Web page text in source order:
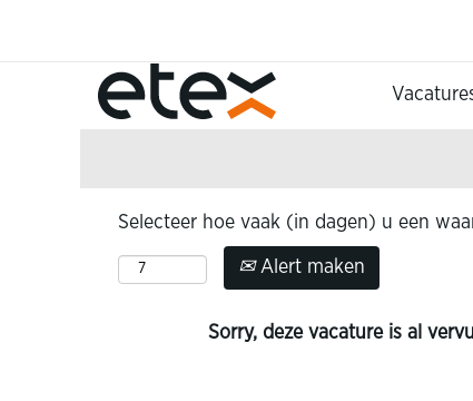
Meer opties weergeven
Selecteer hoe vaak (in dagen) u een
Alert maken
Sorry, deze vacature is al